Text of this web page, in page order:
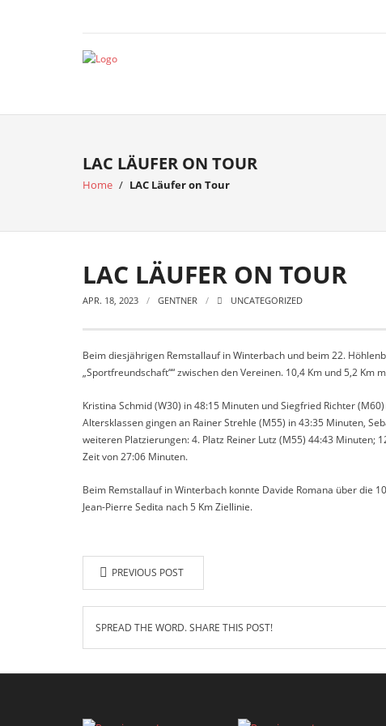
LAC LÄUFER ON TOUR
Home / LAC Läufer on Tour
LAC LÄUFER ON TOUR
APR. 18, 2023 GENTNER UNCATEGORIZED
Beim diesjährigen Remstallauf in Winterbach und beim 22.
„Sportfreundschaft““ zwischen den Vereinen. 10,4 Km und 5,2
Kristina Schmid (W30) in 48:15 Minuten und Siegfried Richter
Altersklassen gingen an Rainer Strehle (M55) in 43:35 Minuten,
weiteren Platzierungen: 4. Platz Reiner Lutz (M55) 44:43
Zeit von 27:06 Minuten.
Beim Remstallauf in Winterbach konnte Davide Romana über die
Jean-Pierre Sedita nach 5 Km Ziellinie.
PREVIOUS POST
SPREAD THE WORD. SHARE THIS POST!